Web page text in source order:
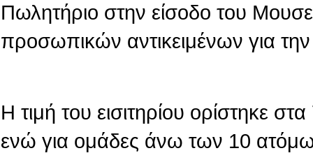
Πωλητήριο στην είσοδο του
προσωπικών αντικειμένων για
Η τιμή του εισιτηρίου ορίστηκε
ενώ για ομάδες άνω των 10